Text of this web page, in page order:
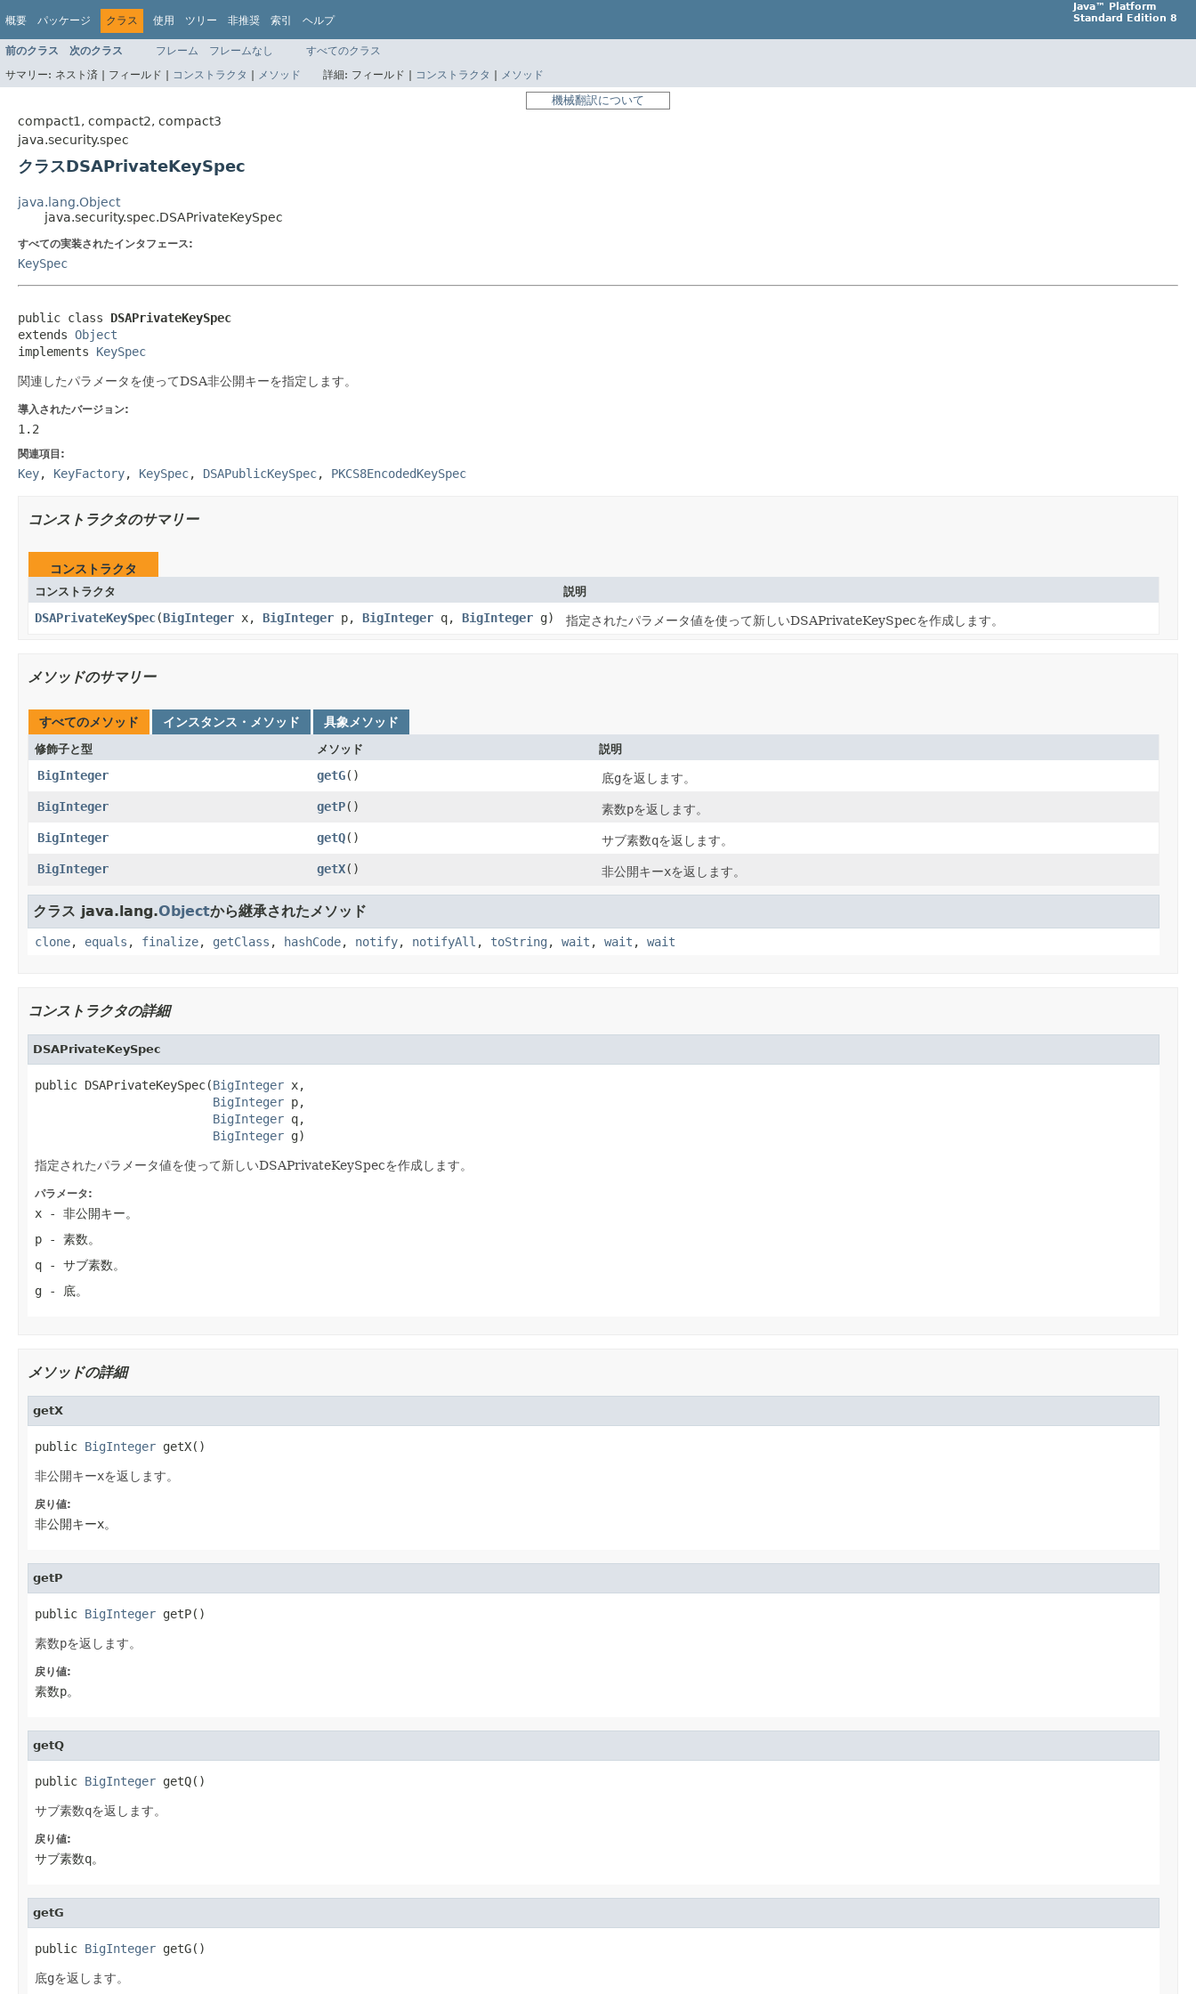
概要 パッケージ クラス 使用 ツリー 非推奨 索引 ヘルプ
Java™ Platform
Standard Edition 8
前のクラス 次のクラス フレーム フレームなし
すべてのクラス
サマリー: ネスト済 | フィールド | コンストラクタ | メソッド 詳細: フィールド | コンストラクタ | メソッド
機械翻訳について
compact1, compact2, compact3
java.security.spec
クラスDSAPrivateKeySpec
java.lang.Object
java.security.spec.DSAPrivateKeySpec
すべての実装されたインタフェース:
KeySpec
public class DSAPrivateKeySpec
extends Object
implements KeySpec
関連したパラメータを使ってDSA非公開キーを指定します。
導入されたバージョン:
1.2
関連項目:
Key, KeyFactory, KeySpec, DSAPublicKeySpec, PKCS8EncodedKeySpec
コンストラクタのサマリー
コンストラクタ
コンストラクタ 説明
DSAPrivateKeySpec(BigInteger x, BigInteger p, BigInteger q, BigInteger g) 指定されたパラメータ値を使って新しいDSAPrivateKeySpecを作成します。
メソッドのサマリー
すべてのメソッド インスタンス・メソッド 具象メソッド
修飾子と型 メソッド 説明
BigInteger getG() 底gを返します。
BigInteger
getP() 素数pを返します。
BigInteger
getQ() サブ素数qを返します。
BigInteger
getX() 非公開キーxを返します。
クラス java.lang.Objectから継承されたメソッド
clone, equals , finalize, getClass , hashCode, notify, notifyAll , toString , wait , wait , wait
コンストラクタの詳細
DSAPrivateKeySpec
public DSAPrivateKeySpec(BigInteger x,
BigInteger p,
BigInteger q,
BigInteger g)
指定されたパラメータ値を使って新しいDSAPrivateKeySpecを作成します。
パラメータ:
x - 非公開キー。
p - 素数。
q - サブ素数。
g - 底。
メソッドの詳細
getX
public BigInteger getX()
非公開キーxを返します。
戻り値:
非公開キーx。
getP
public BigInteger getP()
素数pを返します。
戻り値:
素数p。
getQ
public BigInteger getQ()
サブ素数qを返します。
戻り値:
サブ素数q。
getG
public BigInteger getG()
底gを返します。